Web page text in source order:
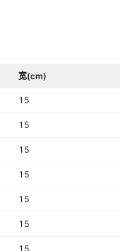
宽(cm)
15
15
15
15
15
15
15